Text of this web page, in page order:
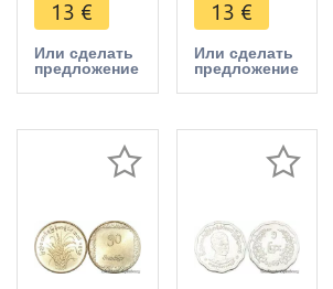
Offre
13 €
Или сделать
предложение
Offre
13 €
Или сделать
предложение